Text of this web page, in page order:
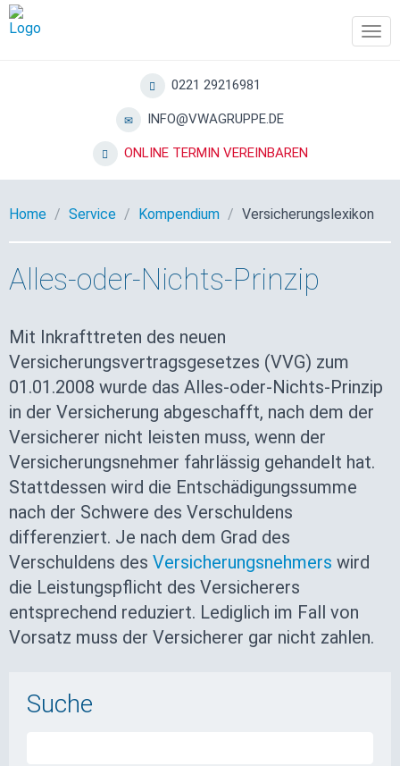
0221 29216981
INFO@VWAGRUPPE.DE
ONLINE TERMIN VEREINBAREN
Home Service Kompendium Versicherungslexikon
Alles-oder-Nichts-Prinzip
Mit Inkrafttreten des neuen
Versicherungsvertragsgesetzes (VVG) zum
01.01.2008 wurde das Alles-oder-Nichts-Prinzip
in der Versicherung abgeschafft, nach dem der
Versicherer nicht leisten muss, wenn der
Versicherungsnehmer fahrlässig gehandelt hat.
Stattdessen wird die Entschädigungssumme
nach der Schwere des Verschuldens
differenziert. Je nach dem Grad des
Verschuldens des Versicherungsnehmers wird
die Leistungspflicht des Versicherers
entsprechend reduziert. Lediglich im Fall von
Vorsatz muss der Versicherer gar nicht zahlen.
Suche